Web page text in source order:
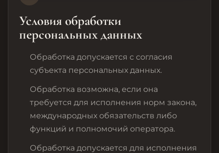
Условия обработки
персональных данных
Обработка допускается с согласия
субъекта персональных данных.
Обработка возможна, если она
требуется для исполнения норм закона,
международных обязательств либо
функций и полномочий оператора.
Обработка допускается для исполнения